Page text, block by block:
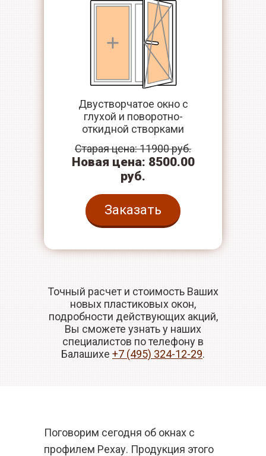
Двустворчатое окно с
глухой и поворотно-
откидной створками
Старая цена: 11900 руб.
Новая цена: 8500.00
руб.
Заказать
Точный расчет и стоимость Ваших
новых пластиковых окон,
подробности действующих акций,
Вы сможете узнать у наших
специалистов по телефону в
Балашихе +7 (495) 324-12-29.
Поговорим сегодня об окнах с
профилем Рехау. Продукция этого